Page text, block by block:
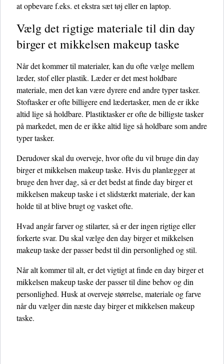
at opbevare f.eks. et ekstra sæt tøj eller en laptop.
Vælg det rigtige materiale til din day
birger et mikkelsen makeup taske
Når det kommer til materialer, kan du ofte vælge mellem
læder, stof eller plastik. Læder er det mest holdbare
materiale, men det kan være dyrere end andre typer tasker.
Stoftasker er ofte billigere end lædertasker, men de er ikke
altid lige så holdbare. Plastiktasker er ofte de billigste tasker
på markedet, men de er ikke altid lige så holdbare som andre
typer tasker.
Derudover skal du overveje, hvor ofte du vil bruge din day
birger et mikkelsen makeup taske. Hvis du planlægger at
bruge den hver dag, så er det bedst at finde day birger et
mikkelsen makeup taske i et slidstærkt materiale, der kan
holde til at blive brugt og vasket ofte.
Hvad angår farver og stilarter, så er der ingen rigtige eller
forkerte svar. Du skal vælge den day birger et mikkelsen
makeup taske der passer bedst til din personlighed og stil.
Når alt kommer til alt, er det vigtigt at finde en day birger et
mikkelsen makeup taske der passer til dine behov og din
personlighed. Husk at overveje størrelse, materiale og farve
når du vælger din næste day birger et mikkelsen makeup
taske.